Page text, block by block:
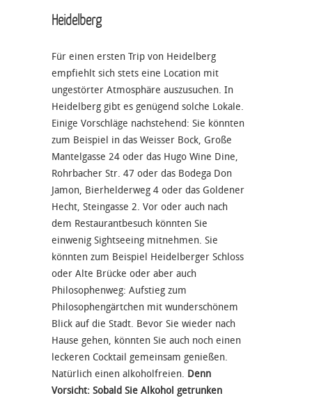
Heidelberg
Für einen ersten Trip von Heidelberg
empfiehlt sich stets eine Location mit
ungestörter Atmosphäre auszusuchen. In
Heidelberg gibt es genügend solche Lokale.
Einige Vorschläge nachstehend: Sie könnten
zum Beispiel in das Weisser Bock, Große
Mantelgasse 24 oder das Hugo Wine Dine,
Rohrbacher Str. 47 oder das Bodega Don
Jamon, Bierhelderweg 4 oder das Goldener
Hecht, Steingasse 2. Vor oder auch nach
dem Restaurantbesuch könnten Sie
einwenig Sightseeing mitnehmen. Sie
könnten zum Beispiel Heidelberger Schloss
oder Alte Brücke oder aber auch
Philosophenweg: Aufstieg zum
Philosophengärtchen mit wunderschönem
Blick auf die Stadt. Bevor Sie wieder nach
Hause gehen, könnten Sie auch noch einen
leckeren Cocktail gemeinsam genießen.
Natürlich einen alkoholfreien. Denn
Vorsicht: Sobald Sie Alkohol getrunken